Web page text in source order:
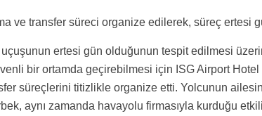
ve transfer süreci organize edilerek, süreç ertesi
uçuşunun ertesi gün olduğunun tespit edilmesi
bir ortamda geçirebilmesi için ISG Airport
süreçlerini titizlikle organize etti. Yolcunun
aynı zamanda havayolu firmasıyla kurduğu